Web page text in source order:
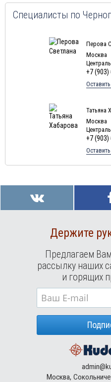
Туры в Россию в
Туры в Кубу в
Туры в Грецию в
Туры в Мальдивы в
Туры в Маврикий в
Специалисты по
Перова
Москва
+7 (903)
Татьяна
Москва
+7 (903)
Держите
Предлагаем
рассылку наших
и горящих
Москва,